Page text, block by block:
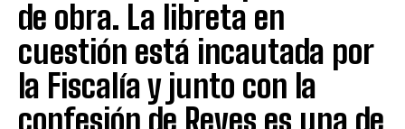
de obra. La libreta en
cuestión está incautada por
la Fiscalía y junto con la
confesión de Reyes es una de